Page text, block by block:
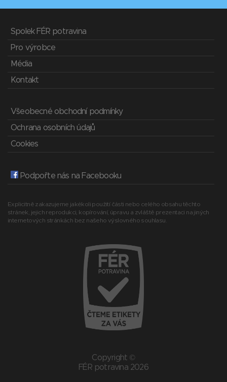
Spolek FÉR potravina
Pro výrobce
Média
Kontakt
Všeobecné obchodní podmínky
Ochrana osobních údajů
Cookies
Podpořte nás na Facebooku
Explicitně zakazujeme jakékoli použití části nebo celého obsahu těchto
stránek, jejich reprodukci, kopírování, úpravu a zvláště prezentaci na jiných
internetových stránkách bez našeho výslovného souhlasu.
Copyright ©
FÉR potravina 2026